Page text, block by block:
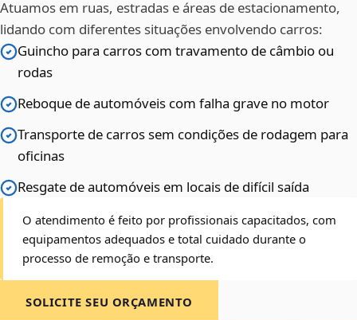
Atuamos em ruas, estradas e áreas de estacionamento,
lidando com diferentes situações envolvendo carros:
Guincho para carros com travamento de câmbio ou
rodas
Reboque de automóveis com falha grave no motor
Transporte de carros sem condições de rodagem para
oficinas
Resgate de automóveis em locais de difícil saída
O atendimento é feito por profissionais capacitados, com
equipamentos adequados e total cuidado durante o
processo de remoção e transporte.
SOLICITE SEU ORÇAMENTO